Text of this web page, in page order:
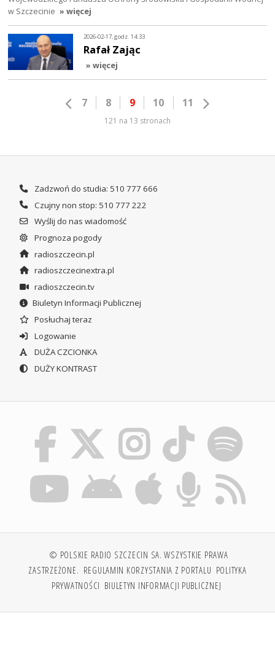
w Szczecinie » więcej
2026-02-17, godz. 14:33
Rafał Zając
» więcej
7 8 9 10 11
121 na 13 stronach
Zadzwoń do studia: 510 777 666
Czujny non stop: 510 777 222
Wyślij do nas wiadomość
Prognoza pogody
radioszczecin.pl
radioszczecinextra.pl
radioszczecin.tv
Biuletyn Informacji Publicznej
Posłuchaj teraz
Logowanie
DUŻA CZCIONKA
DUŻY KONTRAST
© POLSKIE RADIO SZCZECIN SA. WSZYSTKIE PRAWA
ZASTRZEŻONE. REGULAMIN KORZYSTANIA Z PORTALU POLITYKA
PRYWATNOŚCI BIULETYN INFORMACJI PUBLICZNEJ